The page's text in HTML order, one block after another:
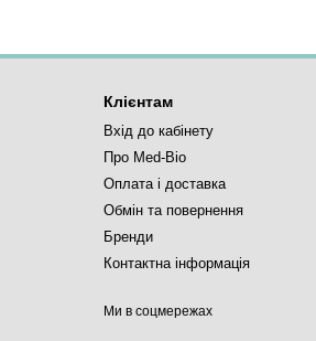
Клієнтам
Вхід до кабінету
Про Med-Bio
Оплата і доставка
Обмін та повернення
Бренди
Контактна інформація
Ми в соцмережах